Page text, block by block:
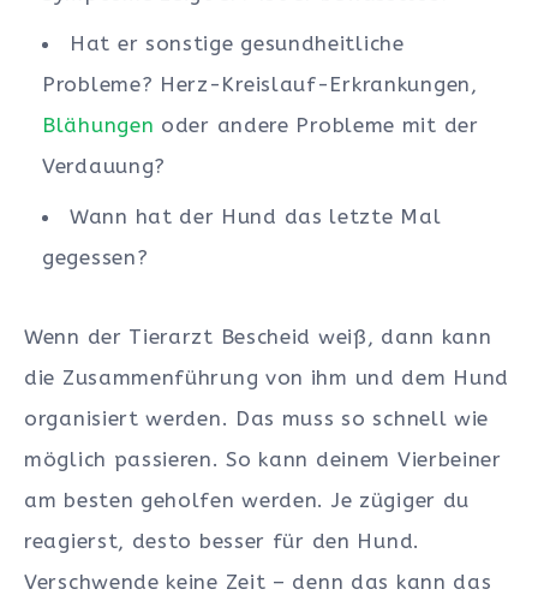
Hat er sonstige gesundheitliche
Probleme? Herz-Kreislauf-Erkrankungen,
Blähungen oder andere Probleme mit der
Verdauung?
Wann hat der Hund das letzte Mal
gegessen?
Wenn der Tierarzt Bescheid weiß, dann kann
die Zusammenführung von ihm und dem Hund
organisiert werden. Das muss so schnell wie
möglich passieren. So kann deinem Vierbeiner
am besten geholfen werden. Je zügiger du
reagierst, desto besser für den Hund.
Verschwende keine Zeit – denn das kann das